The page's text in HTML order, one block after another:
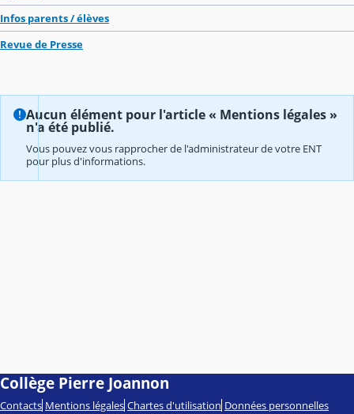
Infos parents / élèves
Revue de Presse
Aucun élément pour l'article « Mentions légales »
n'a été publié.
Vous pouvez vous rapprocher de l'administrateur de votre ENT
pour plus d'informations.
Collège Pierre Joannon
Contacts Mentions légales Chartes d'utilisation Données personnelles